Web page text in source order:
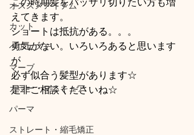
オススメアイテム
カット
ヘアエステ
マーブ
カラー・マニキュア
パーマ
ストレート・縮毛矯正
この時期髪をバッサリ切りたい方も増
えてきます。
ショートは抵抗がある。。。
勇気がない。いろいろあると思います
が
必ず似合う髪型があります☆
是非ご相談くださいね☆